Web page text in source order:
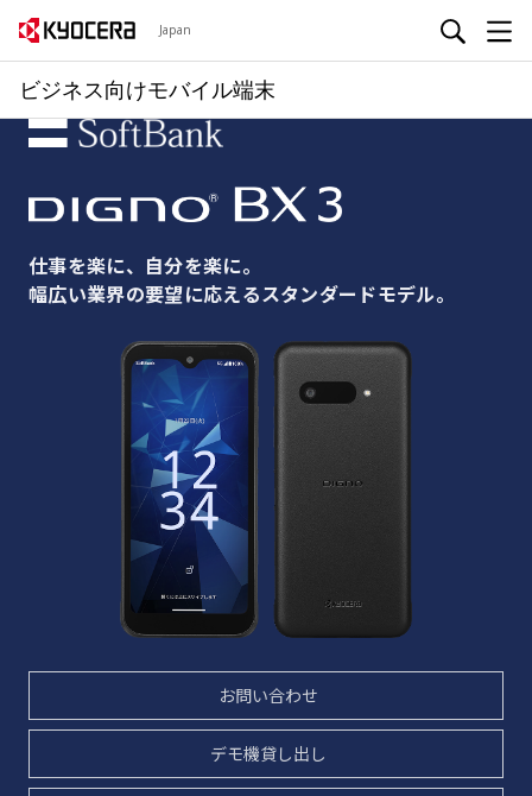
Japan
ビジネス向けモバイル端末
仕事を楽に、自分を楽に。
幅広い業界の要望に応えるスタンダードモデル。
お問い合わせ
デモ機貸し出し